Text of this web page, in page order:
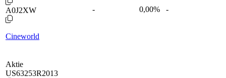
A0J2XW
Cineworld
- 0,00% -
Aktie
US63253R2013